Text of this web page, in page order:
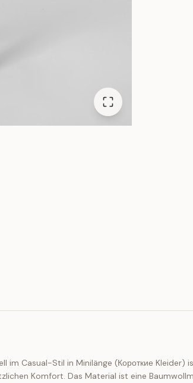
im Casual-Stil in Minilänge (Короткие
Komfort. Das Material ist eine